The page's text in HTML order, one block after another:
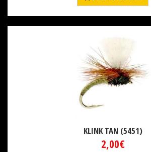
KLINK TAN (5451)
2,00€